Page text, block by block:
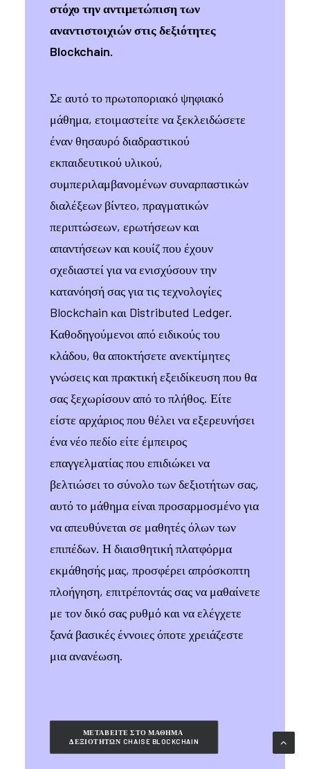
στόχο την αντιμετώπιση των
αναντιστοιχιών στις δεξιότητες
Blockchain.
Σε αυτό το πρωτοποριακό ψηφιακό
μάθημα, ετοιμαστείτε να ξεκλειδώσετε
έναν θησαυρό διαδραστικού
εκπαιδευτικού υλικού,
συμπεριλαμβανομένων συναρπαστικών
διαλέξεων βίντεο, πραγματικών
περιπτώσεων, ερωτήσεων και
απαντήσεων και κουίζ που έχουν
σχεδιαστεί για να ενισχύσουν την
κατανόησή σας για τις τεχνολογίες
Blockchain και Distributed Ledger.
Καθοδηγούμενοι από ειδικούς του
κλάδου, θα αποκτήσετε ανεκτίμητες
γνώσεις και πρακτική εξειδίκευση που θα
σας ξεχωρίσουν από το πλήθος. Είτε
είστε αρχάριος που θέλει να εξερευνήσει
ένα νέο πεδίο είτε έμπειρος
επαγγελματίας που επιδιώκει να
βελτιώσει το σύνολο των δεξιοτήτων σας,
αυτό το μάθημα είναι προσαρμοσμένο για
να απευθύνεται σε μαθητές όλων των
επιπέδων. Η διαισθητική πλατφόρμα
εκμάθησής μας, προσφέρει απρόσκοπτη
πλοήγηση, επιτρέποντάς σας να μαθαίνετε
με τον δικό σας ρυθμό και να ελέγχετε
ξανά βασικές έννοιες όποτε χρειάζεστε
μια ανανέωση.
ΜΕΤΑΒΕΊΤΕ ΣΤΟ ΜΆΘΗΜΑ
ΔΕΞΙΟΤΉΤΩΝ CHAISE BLOCKCHAIN